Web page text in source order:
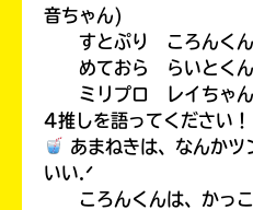
音ちゃん)
すとぷり ころんくん
めておら らいとくん(
ミリプロ レイちゃん(
4推しを語ってください！
あまねきは、なんかツ
いい.ᐟ
ころんくんは、かっこ